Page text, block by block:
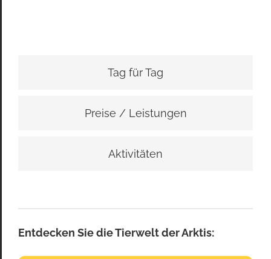
Tag für Tag
Preise / Leistungen
Aktivitäten
Entdecken Sie die Tierwelt der Arktis: